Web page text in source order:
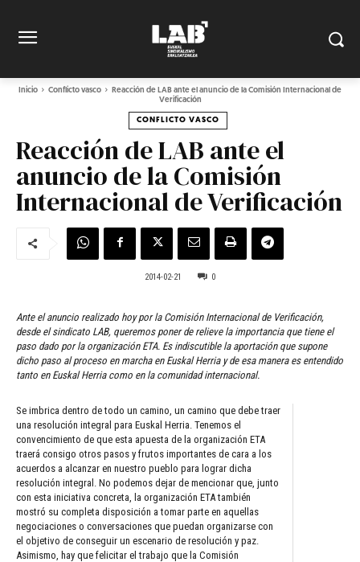
Inicio Conflicto vasco
Reacción de LAB ante el anuncio de la Comisión Internacional de
Verificación
CONFLICTO VASCO
Reacción de LAB ante el
anuncio de la Comisión
Internacional de Verificación
2014-02-21 0
Ante el anuncio realizado hoy por la Comisión Internacional de Verificación,
desde el sindicato LAB, queremos poner de relieve la importancia que tiene el
paso dado por la organización ETA. Es indiscutible la aportación que supone
dicho paso al proceso en marcha en Euskal Herria y de esa manera es entendido
tanto en Euskal Herria como en la comunidad internacional.
Se imbrica dentro de todo un camino, un camino que debe traer
una resolución integral para Euskal Herria. Tenemos el
convencimiento de que esta apuesta de la organización ETA
traerá consigo otros pasos y frutos importantes de cara a los
acuerdos a alcanzar en nuestro pueblo para lograr dicha
resolución integral. No podemos dejar de mencionar que, junto
con esta iniciativa concreta, la organización ETA también
mostró su completa disposición a tomar parte en aquellas
negociaciones o conversaciones que puedan organizarse con
el objetivo de conseguir un escenario de resolución y paz.
Asimismo, hay que felicitar el trabajo que la Comisión